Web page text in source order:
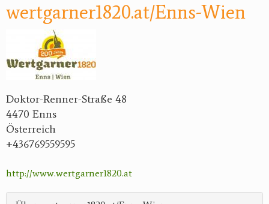
wertgarner1820.at/Enns-Wien
Doktor-Renner-Straße 48
4470 Enns
Österreich
+436769559595
http://www.wertgarner1820.at